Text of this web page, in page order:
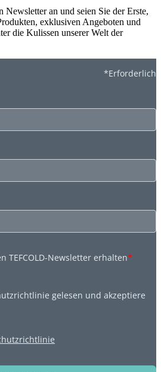
Newsletter an und seien Sie der Erste,
exklusiven Angeboten und
die Kulissen unserer Welt der
*Erforderlich
TEFCOLD-Newsletter erhalten*
gelesen und akzeptiere